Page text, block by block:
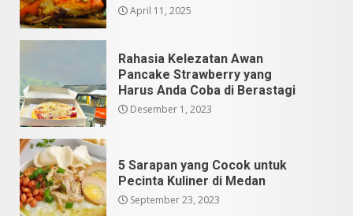
April 11, 2025
Rahasia Kelezatan Awan
Pancake Strawberry yang
Harus Anda Coba di Berastagi
Desember 1, 2023
5 Sarapan yang Cocok untuk
Pecinta Kuliner di Medan
September 23, 2023